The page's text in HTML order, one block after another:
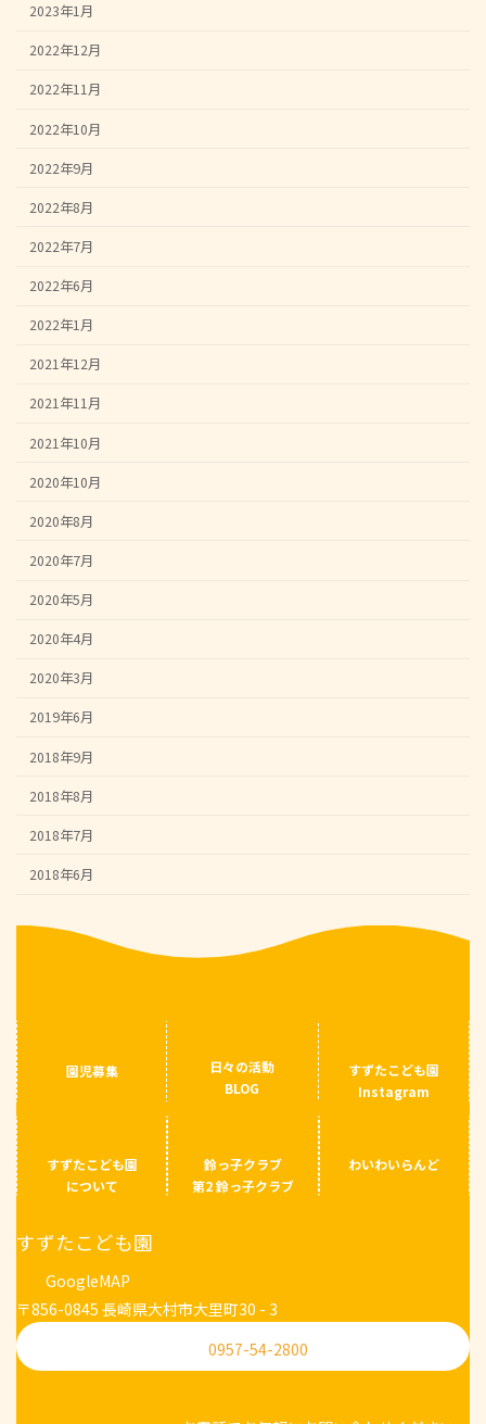
2023年1月
2022年12月
2022年11月
2022年10月
2022年9月
2022年8月
2022年7月
2022年6月
2022年1月
2021年12月
2021年11月
2021年10月
2020年10月
2020年8月
2020年7月
2020年5月
2020年4月
2020年3月
2019年6月
2018年9月
2018年8月
2018年7月
2018年6月
園児募集
日々の活動
BLOG
すずたこども園
Instagram
すずたこども園
について
鈴っ子クラブ
第2 鈴っ子クラブ
わいわいらんど
すずたこども園
GoogleMAP
〒856-0845 長崎県大村市大里町30 - 3
0957-54-2800